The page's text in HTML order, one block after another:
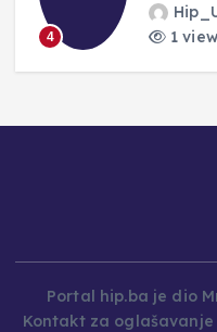
4
1
Portal hip.ba je dio
Kontakt za oglašavanje